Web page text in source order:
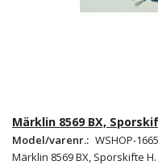
Märklin 8569 BX,
Model/varenr.: WSHOP-
Märklin 8569 BX, Sporskifte